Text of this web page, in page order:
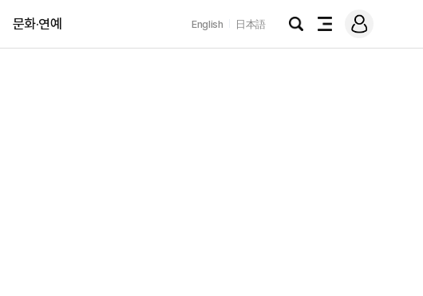
문화·연예 English 日本語
검
전
메
그